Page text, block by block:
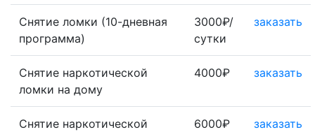
Снятие ломки (10-дневная
программа)
3000₽/
сутки
заказать
Снятие наркотической
ломки на дому
4000₽ заказать
Снятие наркотической
6000₽ заказать